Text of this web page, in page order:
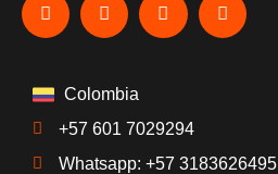
Colombia
+57 601 7029294
Whatsapp: +57 3183626495